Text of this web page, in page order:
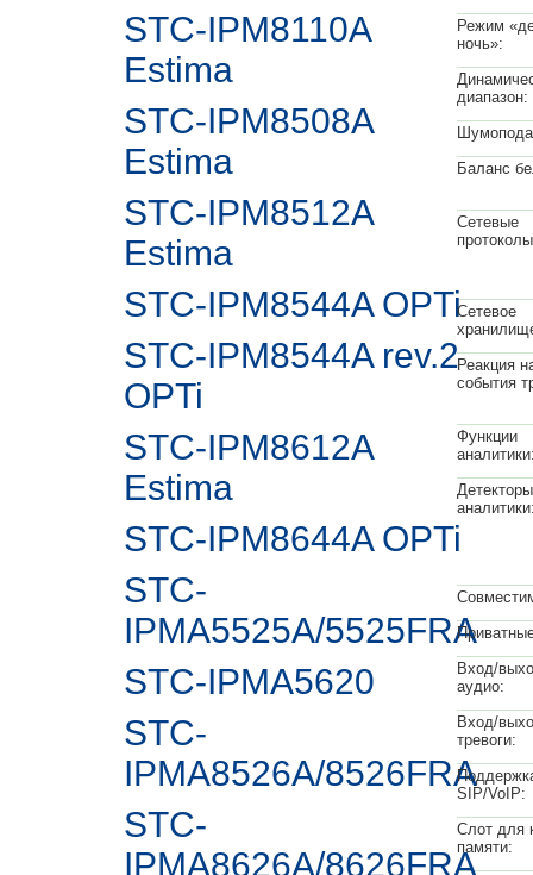
STC-IPM8110A
Estima
STC-IPM8508A
Estima
STC-IPM8512A
Estima
STC-IPM8544A OPTi
STC-IPM8544A rev.2
OPTi
STC-IPM8612A
Estima
STC-IPM8644A OPTi
STC-
IPMA5525A/5525FRA
STC-IPMА5620
STC-
IPMA8526A/8526FRA
STC-
IPMA8626A/8626FRA
Режим
ночь»:
диапазон:
Баланс
Сетевые
Сетевое
Реакция
события
Функции
Детекторы
Вход/
аудио:
Вход/
тревоги:
SIP/VoIP:
Слот для
памяти: